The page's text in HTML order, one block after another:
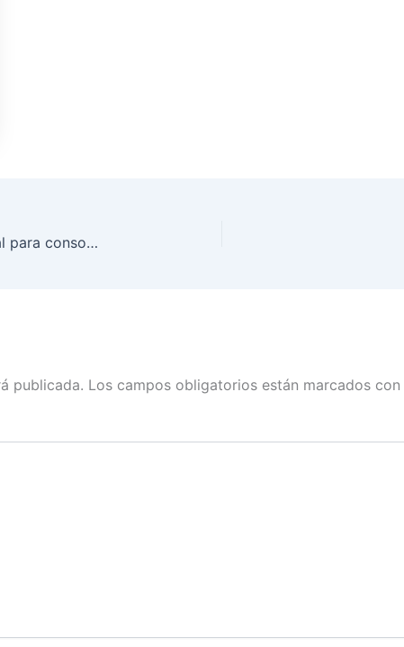
Participación ciudadana elemento fundamental para consolidar la democracia: INE BC
publicada. Los campos obligatorios están marcados con